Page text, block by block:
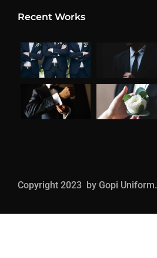
Recent Works
Copyright 2023 by Gopi Uniform.